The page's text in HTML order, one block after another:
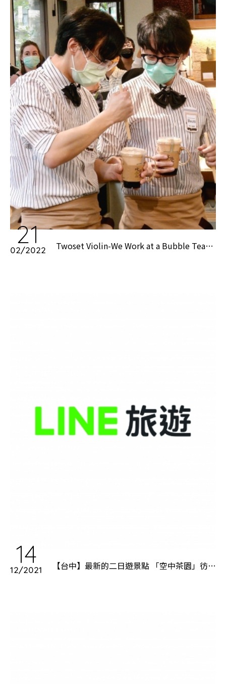
21
02/2022
Twoset Violin-We Work at a Bubble Tea
14
12/2021
【台中】最新的二日遊景點 「空中茶園」彷彿